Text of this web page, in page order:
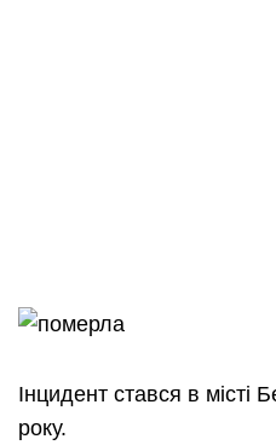
Інцидент стався в місті
року.